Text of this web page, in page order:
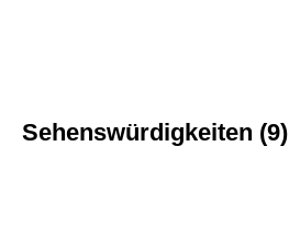
Sehenswürdigkeiten (9)